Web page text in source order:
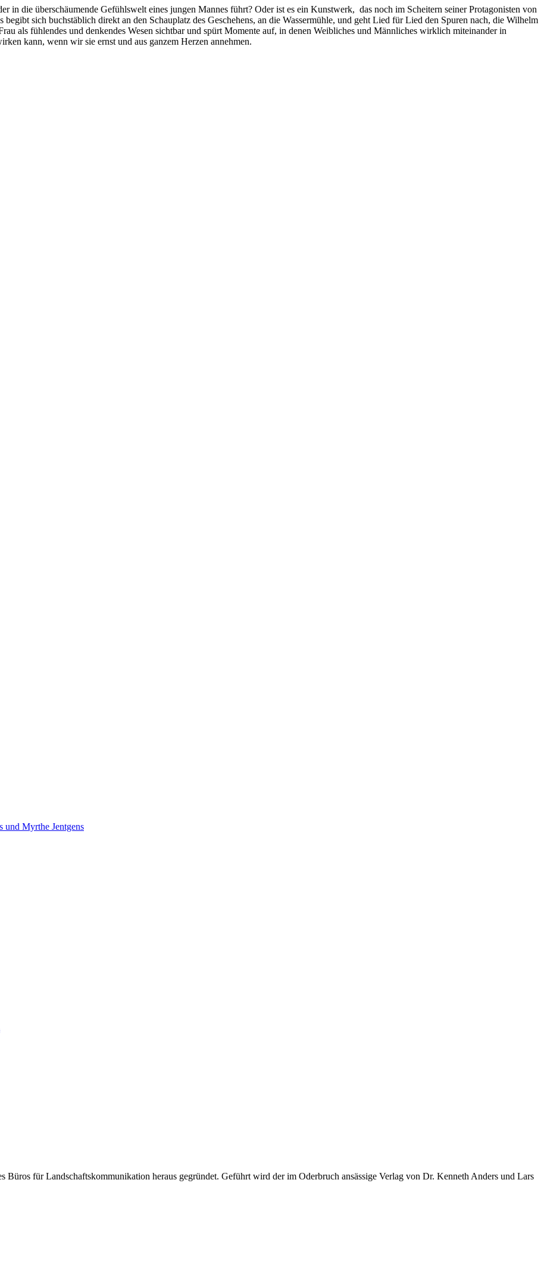
in die überschäumende Gefühlswelt eines jungen Mannes führt? Oder ist es ein Kunstwerk, das noch im Scheitern seiner Protagonisten von
sich buchstäblich direkt an den Schauplatz des Geschehens, an die Wassermühle, und geht Lied für Lied den Spuren nach, die Wilhelm
als fühlendes und denkendes Wesen sichtbar und spürt Momente auf, in denen Weibliches und Männliches wirklich miteinander in
kann, wenn wir sie ernst und aus ganzem Herzen annehmen.
Büros für Landschaftskommunikation heraus gegründet. Geführt wird der im Oderbruch ansässige Verlag von Dr. Kenneth Anders und Lars